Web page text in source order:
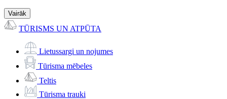
Vairāk
TŪRISMS UN ATPŪTA
Lietussargi un nojumes
Tūrisma mēbeles
Teltis
Tūrisma trauki